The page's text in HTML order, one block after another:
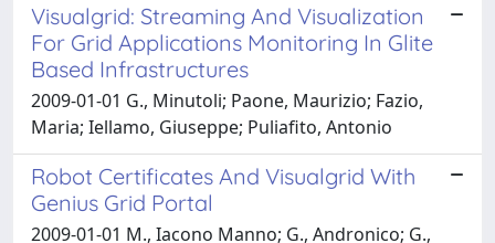
Visualgrid: Streaming And Visualization
For Grid Applications Monitoring In Glite
Based Infrastructures
2009-01-01 G., Minutoli; Paone, Maurizio; Fazio,
Maria; Iellamo, Giuseppe; Puliafito, Antonio
Robot Certificates And Visualgrid With
Genius Grid Portal
2009-01-01 M., Iacono Manno; G., Andronico; G.,